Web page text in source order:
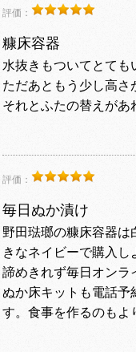
評価：
糠床容器
水抜きもついてとても
ただあともう少し高さ
それとふたの替えがあ
評価：
毎日ぬか漬け
野田琺瑯の糠床容器
きなネイビーで購入し
諦めきれず毎日オンラ
ぬか床キットも電話予
す。食事を作るのもよ